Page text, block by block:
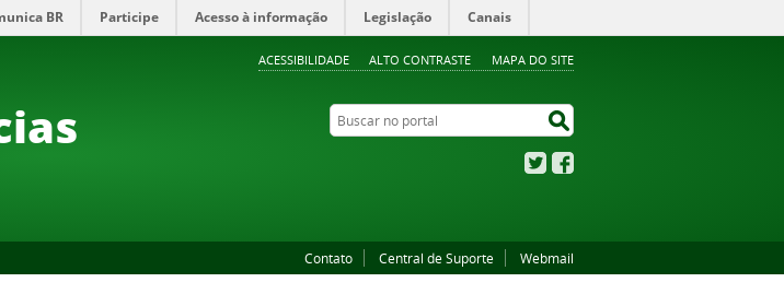
ACESSIBILIDADE ALTO CONTRASTE MAPA DO SITE
BR Participe Acesso à informação Legislação Canais
Buscar no portal
Twitter
Contato Central de Suporte Webmail